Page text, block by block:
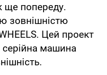
ще попереду.
зовнішністю
Цей проект
серійна машина